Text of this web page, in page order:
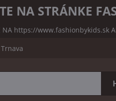
NA STRÁNKE
NA https://www.fashionbykids.sk